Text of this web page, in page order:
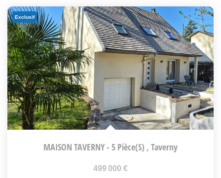
Exclusif
MAISON TAVERNY - 5 Pièce(s) , Taverny
499 000 €